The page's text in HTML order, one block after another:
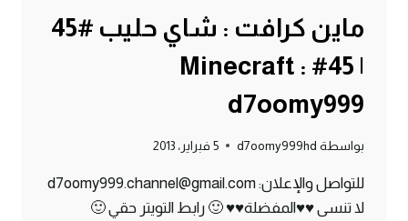
ماين كرافت : شاي حليب #45
| 45# Minecraft :
d7oomy999
بواسطة d7oomy999hd 5 فبراير، 2013
للتواصل والإعلان: d7oomy999.channel@gmail.com
لا تنسى ♥♥المفضلة♥♥ 🙂 رابط التويتر حقي 🙂